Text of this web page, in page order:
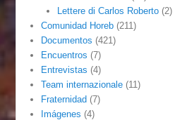
Lettere di Carlos Roberto(2)
Comunidad Horeb (211)
Documentos (421)
Encuentros (7)
Entrevistas (4)
Team internazionale (11)
Fraternidad (7)
Imágenes (4)